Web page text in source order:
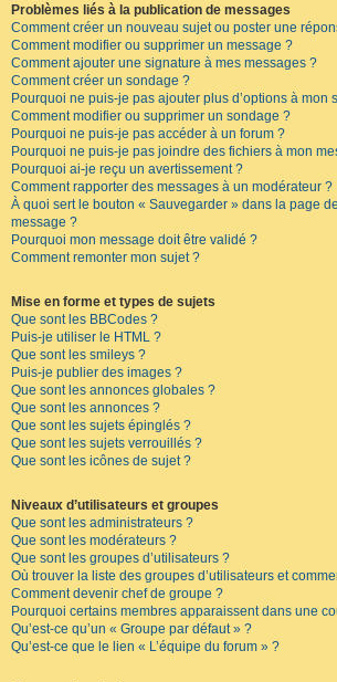
Problèmes liés à la publication de messages
Comment créer un nouveau sujet ou poster une
Comment modifier ou supprimer un message ?
Comment ajouter une signature à mes messages ?
Comment créer un sondage ?
Pourquoi ne puis-je pas ajouter plus d’options à mon
Comment modifier ou supprimer un sondage ?
Pourquoi ne puis-je pas accéder à un forum ?
Pourquoi ne puis-je pas joindre des fichiers à mon
Pourquoi ai-je reçu un avertissement ?
Comment rapporter des messages à un modérateur ?
À quoi sert le bouton « Sauvegarder » dans la page
message ?
Pourquoi mon message doit être validé ?
Comment remonter mon sujet ?
Mise en forme et types de sujets
Que sont les BBCodes ?
Puis-je utiliser le HTML ?
Que sont les smileys ?
Puis-je publier des images ?
Que sont les annonces globales ?
Que sont les annonces ?
Que sont les sujets épinglés ?
Que sont les sujets verrouillés ?
Que sont les icônes de sujet ?
Niveaux d’utilisateurs et groupes
Que sont les administrateurs ?
Que sont les modérateurs ?
Que sont les groupes d’utilisateurs ?
Où trouver la liste des groupes d’utilisateurs et
Comment devenir chef de groupe ?
Pourquoi certains membres apparaissent dans une
Qu’est-ce qu’un « Groupe par défaut » ?
Qu’est-ce que le lien « L’équipe du forum » ?